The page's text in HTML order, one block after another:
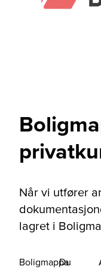
Når vi utfører
lagret i
Boligmappa
Du